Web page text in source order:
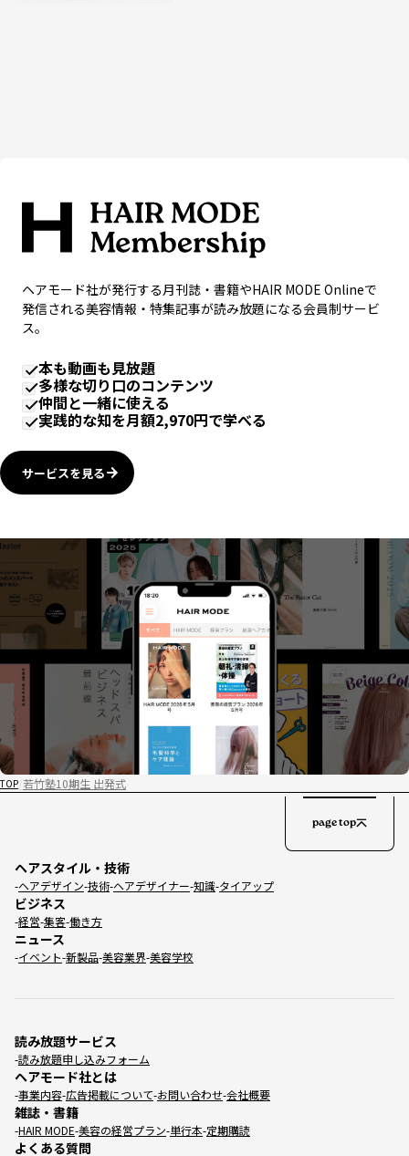
ヘアモード社が発行する月刊誌・書籍やHAIR MODE Onlineで
発信される美容情報・特集記事が読み放題になる会員制サービ
ス。
本も動画も見放題
多様な切り口のコンテンツ
仲間と一緒に使える
実践的な知を月額2,970円で学べる
サービスを見る
TOP 若竹塾10期生 出発式
ヘアスタイル・技術
ヘアデザイン 技術 ヘアデザイナー 知識 タイアップ
ビジネス
経営 集客 働き方
ニュース
イベント 新製品 美容業界 美容学校
読み放題サービス
読み放題申し込みフォーム
ヘアモード社とは
事業内容 広告掲載について お問い合わせ 会社概要
雑誌・書籍
HAIR MODE 美容の経営プラン 単行本 定期購読
よくある質問
page top